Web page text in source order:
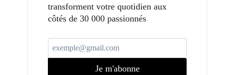
transforment votre quotidien aux
côtés de 30 000 passionnés
Je m'abonne